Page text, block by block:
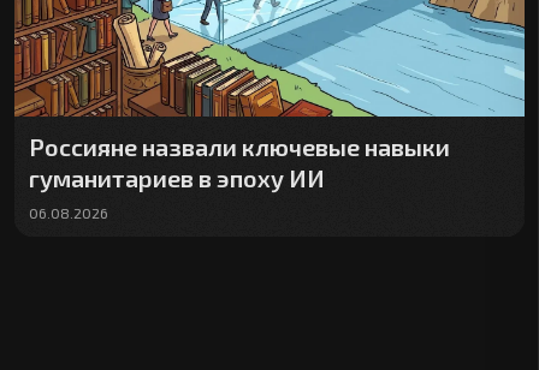
Россияне назвали ключевые навыки
гуманитариев в эпоху ИИ
06.08.2026